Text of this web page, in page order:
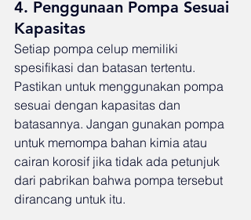
4. Penggunaan Pompa Sesuai
Kapasitas
Setiap pompa celup memiliki
spesifikasi dan batasan tertentu.
Pastikan untuk menggunakan pompa
sesuai dengan kapasitas dan
batasannya. Jangan gunakan pompa
untuk memompa bahan kimia atau
cairan korosif jika tidak ada petunjuk
dari pabrikan bahwa pompa tersebut
dirancang untuk itu.